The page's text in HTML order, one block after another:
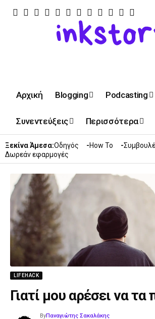
Αρχική Blogging Podcasting
Συνεντεύξεις Περισσότερα
Ξεκίνα Άμεσα:Οδηγός How To
Δωρεάν εφαρμογές
LIFEHACK
Γιατί μου αρέσει να
ByΠαναγιώτης Σακαλάκης